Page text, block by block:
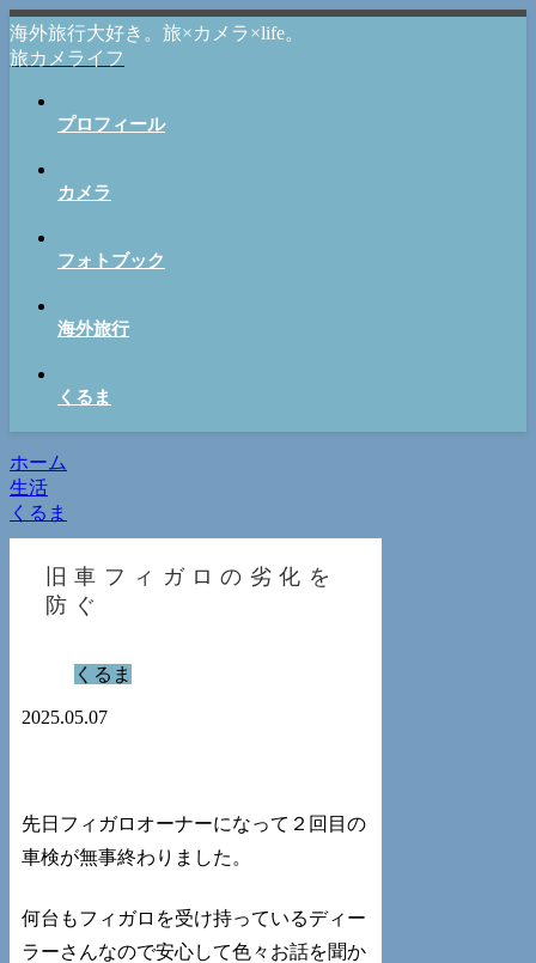
海外旅行大好き。旅×カメラ×life。
旅カメライフ
プロフィール
カメラ
フォトブック
海外旅行
くるま
ホーム
生活
くるま
旧車フィガロの劣化を
防ぐ
くるま
2025.05.07
先日フィガロオーナーになって２回目の
車検が無事終わりました。
何台もフィガロを受け持っているディー
ラーさんなので安心して色々お話を聞か